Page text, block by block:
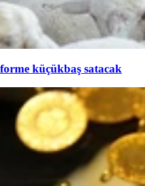
küçükbaş satacak